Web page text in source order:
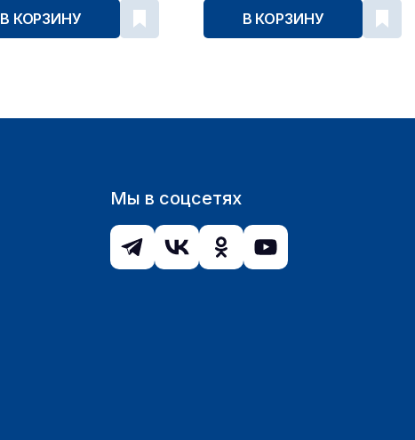
В КОРЗИНУ В КОРЗИНУ
Мы в соцсетях